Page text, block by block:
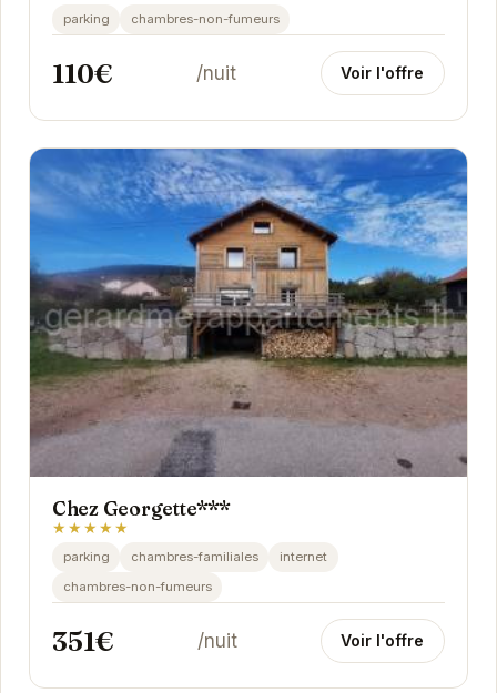
imprenable et sa terrasse privée, vous pourrez
profiter...
parking chambres-non-fumeurs
110€ /nuit Voir l'offre
Chez Georgette***
★★★★★
parking chambres-familiales
internet
chambres-non-fumeurs
351€ /nuit Voir l'offre